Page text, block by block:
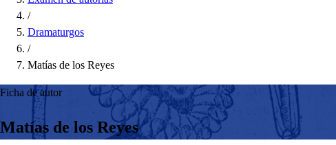
/
Dramaturgos
/
Matías de los Reyes
Ficha de autor
Matías de los Reyes